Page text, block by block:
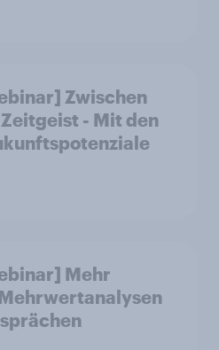
Zwischen
- Mit den
Mehr